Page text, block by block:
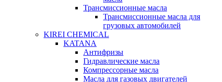
Трансмиссионные масла
Трансмиссионные масла для
грузовых автомобилей
KIREI CHEMICAL
KATANA
Антифризы
Гидравлические масла
Компрессорные масла
Масла для газовых двигателей